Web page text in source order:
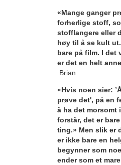
«Mange ganger
forherlige stoff,
stofflangere eller
høy til å se kult
bare på film. I det
er det en helt
Brian
«Hvis noen sier:
prøve det', på en
å ha det morsomt
forstår, det er
ting.» Men slik er
er ikke bare en
begynner som
ender som et